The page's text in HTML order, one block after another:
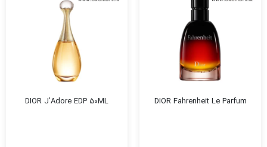
DIOR Fahrenheit Le Parfum
DIOR J’Adore EDP 50ML